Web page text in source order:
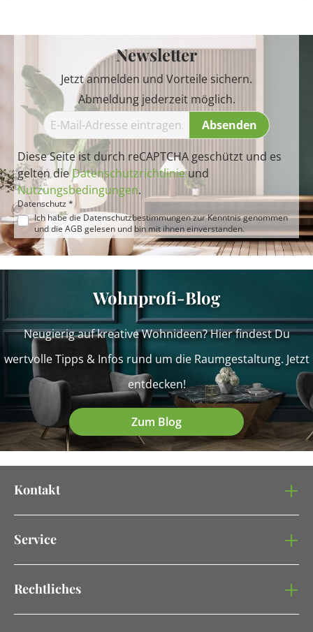
Newsletter
Jetzt anmelden und Vorteile sichern.
Abmeldung jederzeit möglich.
Absenden
Diese Seite ist durch reCAPTCHA geschützt und es
gelten dieDatenschutzrichtlinieund
Nutzungsbedingungen.
Datenschutz *
Ich habe die Datenschutzbestimmungenzur Kenntnis genommen
und die AGB gelesen und bin mit ihnen einverstanden.
Wohnprofi-Blog
Neugierig auf kreative Wohnideen? Hier findest Du
wertvolle Tipps & Infos rund um die Raumgestaltung. Jetzt
entdecken!
Zum Blog
Kontakt
Service
Rechtliches